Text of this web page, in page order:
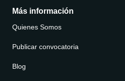
Más información
Quienes Somos
Publicar convocatoria
Blog